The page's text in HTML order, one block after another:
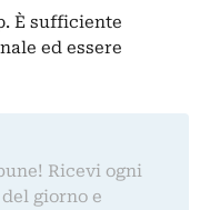
È sufficiente
ed essere
Ricevi ogni
giorno e